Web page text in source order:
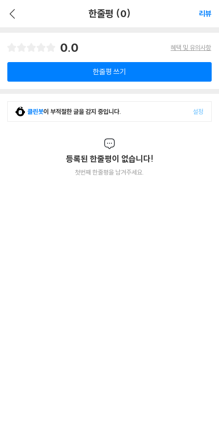
한줄평 (0) 리뷰
0.0 혜택 및 유의사항
한줄평 쓰기
클린봇이 부적절한 글을 감지 중입니다. 설정
등록된 한줄평이 없습니다!
첫번째 한줄평을 남겨주세요.